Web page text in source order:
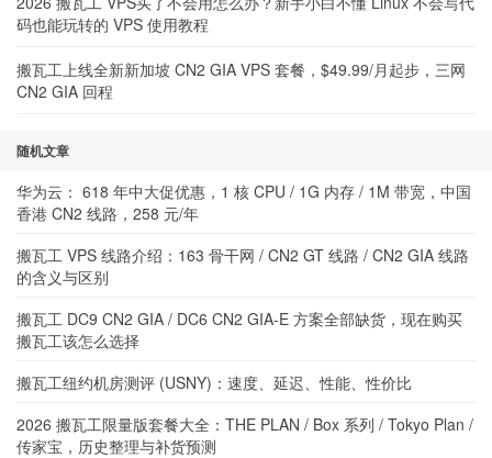
码也能玩转的 VPS 使用教程
搬瓦工上线全新新加坡 CN2 GIA VPS 套餐，$49.99/月起步，三网
CN2 GIA 回程
随机文章
华为云： 618 年中大促优惠，1 核 CPU / 1G 内存 / 1M 带宽，中国
香港 CN2 线路，258 元/年
搬瓦工 VPS 线路介绍：163 骨干网 / CN2 GT 线路 / CN2 GIA 线路
的含义与区别
搬瓦工 DC9 CN2 GIA / DC6 CN2 GIA-E 方案全部缺货，现在购买
搬瓦工该怎么选择
搬瓦工纽约机房测评 (USNY)：速度、延迟、性能、性价比
2026 搬瓦工限量版套餐大全：THE PLAN / Box 系列 / Tokyo Plan /
传家宝，历史整理与补货预测